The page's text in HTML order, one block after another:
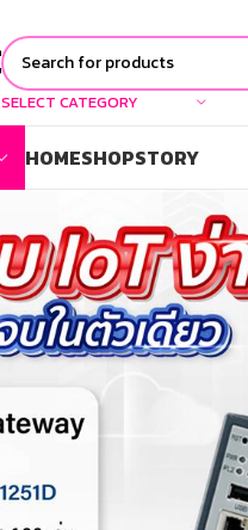
SELECT CATEGORY
HOMESHOPSTORY